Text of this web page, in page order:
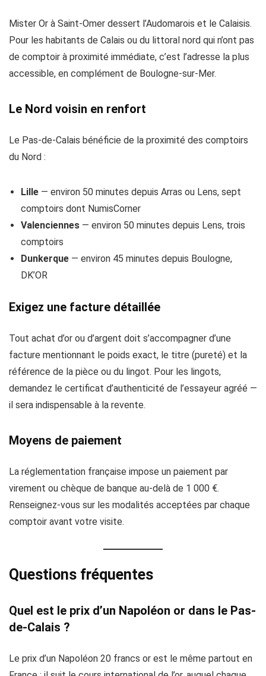
Mister Or à Saint-Omer dessert l’Audomarois et le Calaisis.
Pour les habitants de Calais ou du littoral nord qui n’ont pas
de comptoir à proximité immédiate, c’est l’adresse la plus
accessible, en complément de Boulogne-sur-Mer.
Le Nord voisin en renfort
Le Pas-de-Calais bénéficie de la proximité des comptoirs
du Nord :
Lille — environ 50 minutes depuis Arras ou Lens, sept
comptoirs dont NumisCorner
Valenciennes — environ 50 minutes depuis Lens, trois
comptoirs
Dunkerque — environ 45 minutes depuis Boulogne,
DK’OR
Exigez une facture détaillée
Tout achat d’or ou d’argent doit s’accompagner d’une
facture mentionnant le poids exact, le titre (pureté) et la
référence de la pièce ou du lingot. Pour les lingots,
demandez le certificat d’authenticité de l’essayeur agréé —
il sera indispensable à la revente.
Moyens de paiement
La réglementation française impose un paiement par
virement ou chèque de banque au-delà de 1 000 €.
Renseignez-vous sur les modalités acceptées par chaque
comptoir avant votre visite.
Questions fréquentes
Quel est le prix d’un Napoléon or dans le Pas-
de-Calais ?
Le prix d’un Napoléon 20 francs or est le même partout en